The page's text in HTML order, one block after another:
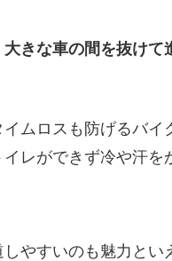
きな車の間を抜けて
ムロスも防げるバイ
レができず冷や汗を
やすいのも魅力とい